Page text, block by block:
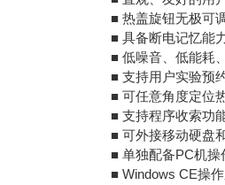
■ 热盖旋钮无极可
■ 具备断电记忆能
■ 低噪音、低能耗
■ 支持用户实验预
■ 可任意角度定位
■ 支持程序收索功
■ 可外接移动硬盘
■ 单独配备PC机
■ Windows CE操